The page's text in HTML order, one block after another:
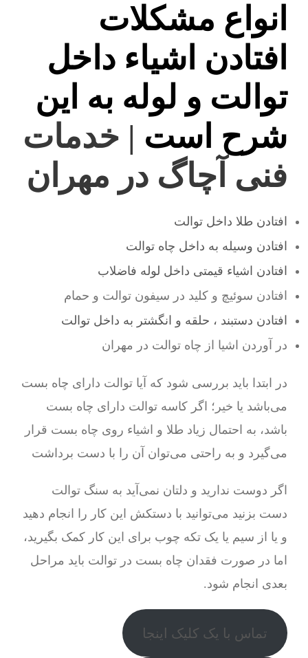
انواع مشکلات
افتادن اشیاء داخل
توالت و لوله به این
شرح است | خدمات
فنی آچاگ در مهران
افتادن طلا داخل توالت
افتادن وسیله به داخل چاه توالت
افتادن اشیاء قیمتی داخل لوله فاضلاب
افتادن سوئیچ و کلید در سیفون توالت و حمام
افتادن دستبند ، حلقه و انگشتر به داخل توالت
در آوردن اشیا از چاه توالت در مهران
در ابتدا باید بررسی شود که آیا توالت دارای چاه بست
می‌باشد یا خیر؛ اگر کاسه توالت دارای چاه بست
باشد، به احتمال زیاد طلا و اشیاء روی چاه بست قرار
می‌گیرد و به راحتی می‌توان آن را با دست برداشت
اگر دوست ندارید و دلتان نمی‌آید به سنگ توالت
دست بزنید می‌توانید با دستکش این کار را انجام دهید
و یا از سیم یا یک تکه چوب برای این کار کمک بگیرید،
اما در صورت فقدان چاه بست در توالت باید مراحل
بعدی انجام شود.
تماس با یک کلیک اینجا